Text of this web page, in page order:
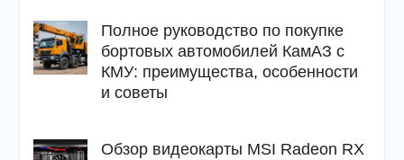
Полное руководство по покупке
бортовых автомобилей КамАЗ с
КМУ: преимущества, особенности
и советы
Обзор видеокарты MSI Radeon RX